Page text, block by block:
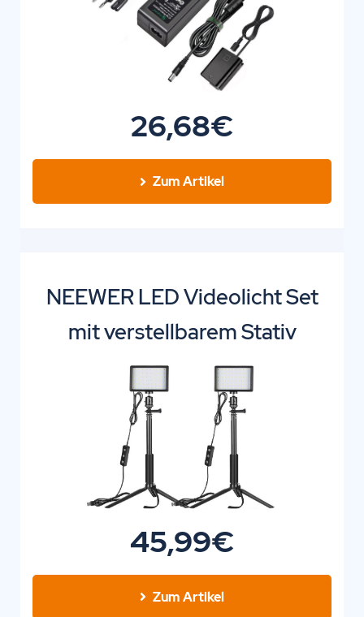
26,68€
Zum Artikel
NEEWER LED Videolicht Set
mit verstellbarem Stativ
45,99€
Zum Artikel